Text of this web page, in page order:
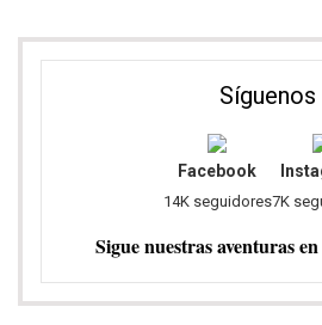
Síguenos
Facebook
14K seguidores7K
Sigue nuestras aventuras